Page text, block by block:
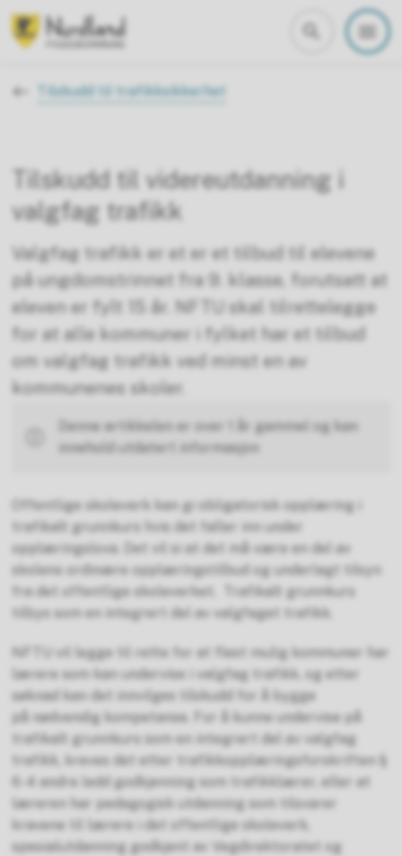
Du er her:Tilskudd til trafikksikkerhet
Tilskudd til videreutdanning i
valgfag trafikk
Valgfag trafikk er et er et tilbud til elevene
på ungdomstrinnet fra 9. klasse, forutsatt at
eleven er fylt 15 år. NFTU skal tilrettelegge
for at alle kommuner i fylket har et tilbud
om valgfag trafikk ved minst en av
kommunenes skoler.
Denne artikkelen er over 1 år gammel og kan
innehold utdatert informasjon
Offentlige skoleverk kan gi obligatorisk opplæring i
trafikalt grunnkurs hvis det faller inn under
opplæringslova. Det vil si at det må være en del av
skolens ordinære opplæringstilbud og underlagt tilsyn
fra det offentlige skoleverket. Trafikalt grunnkurs
tilbys som en integrert del av valgfaget trafikk.
NFTU vil legge til rette for at flest mulig kommuner har
lærere som kan undervise i valgfag trafikk, og etter
søknad kan det innvilges tilskudd for å bygge
på nødvendig kompetanse. For å kunne undervise på
trafikalt grunnkurs som en integrert del av valgfag
trafikk, kreves det etter trafikkopplæringsforskriften §
6-4 andre ledd godkjenning som trafikklærer, eller at
læreren har pedagogisk utdanning som tilsvarer
kravene til lærere i det offentlige skoleverk,
spesialutdanning godkjent av Vegdirektoratet og